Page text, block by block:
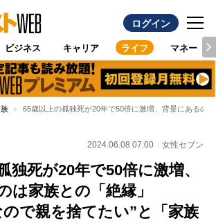
ログイン
ビジネス キャリア ライフ マネー
65歳以上の孤独死が20年で50倍に激増、背景にあるの
2024.06.08 07:00 女性セブン
独死が20年で50倍に激増、
は家族との「絶縁」
で親を捨てたい”と「家族